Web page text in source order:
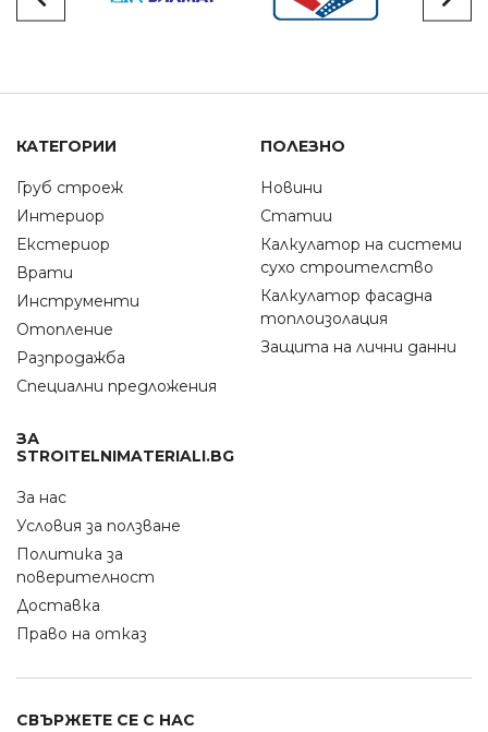
КАТЕГОРИИ
Груб строеж
Интериор
Екстериор
Врати
Инструменти
Отопление
Разпродажба
Специални предложения
ПОЛЕЗНО
Новини
Статии
Калкулатор на системи
сухо строителство
Калкулатор фасадна
топлоизолация
Защита на лични данни
ЗА
STROITELNIMATERIALI.BG
За нас
Условия за ползване
Политика за
поверителност
Доставка
Право на отказ
СВЪРЖЕТЕ СЕ С НАС